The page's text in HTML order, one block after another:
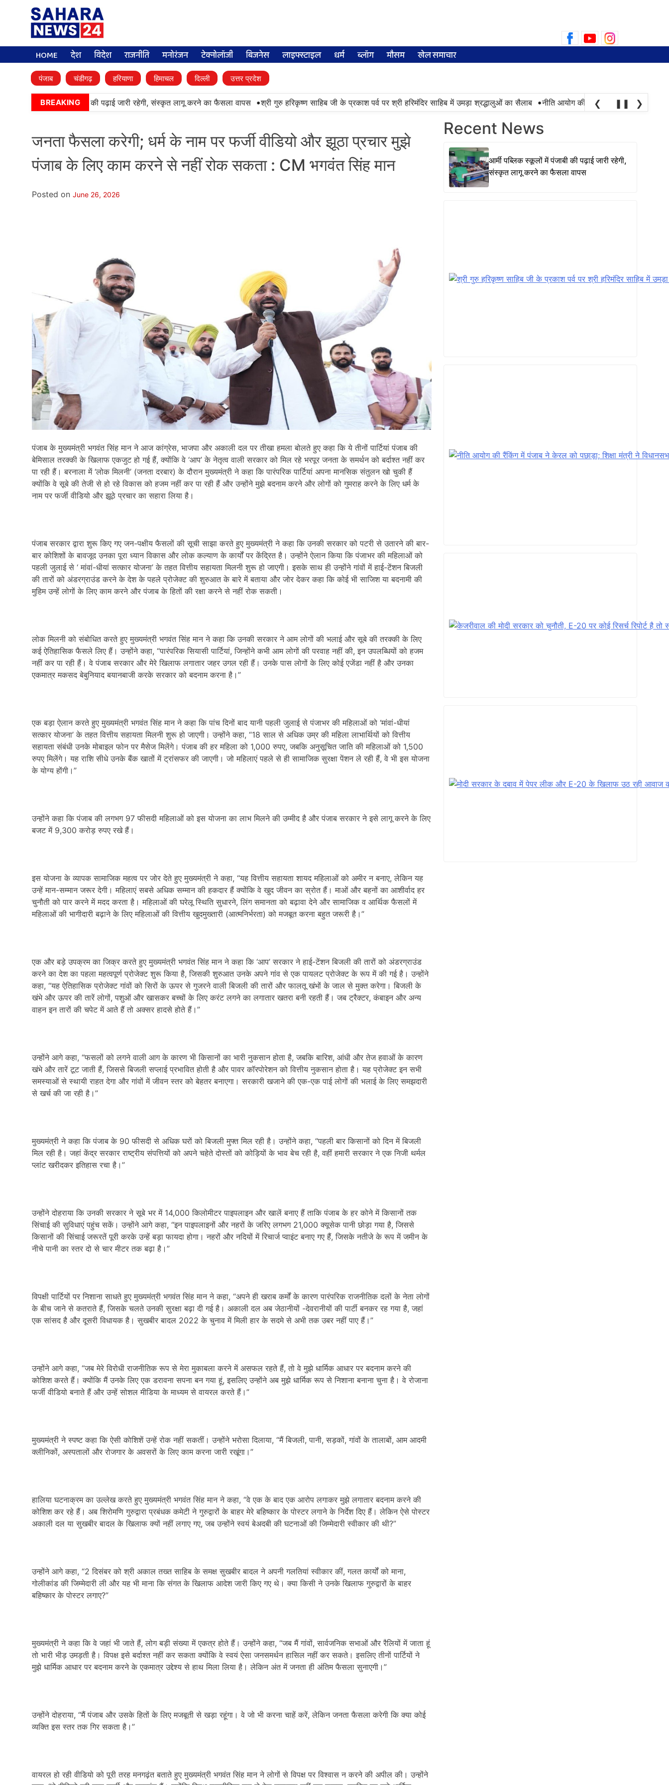
for:
HOME देश विदेश राजनीति मनोरंजन टेक्नोलॉजी बिजनेस लाइफ्स्टाइल धर्म ब्लॉग मौसम खेल समाचार
पंजाब चंडीगढ़ हरियाणा हिमाचल दिल्ली उत्तर प्रदेश
BREAKING
पब्लिक स्कूलों में पंजाबी की पढ़ाई जारी रहेगी, संस्कृत लागू करने का फैसला वापस •श्री गुरु हरिकृष्ण साहिब जी के प्रकाश पर्व पर श्री हरिमंदिर साहिब में उमड़ा श्रद्धालुओं का सैलाब •नीति आयोग की रैंकिंग में पंजाब ने केरल को पछाड़ा;
❮ ❚❚ ❯
जनता फैसला करेगी; धर्म के नाम पर फर्जी वीडियो और झूठा प्रचार मुझे
पंजाब के लिए काम करने से नहीं रोक सकता : CM भगवंत सिंह मान
Posted on June 26, 2026
पंजाब के मुख्यमंत्री भगवंत सिंह मान ने आज कांग्रेस, भाजपा और अकाली दल पर तीखा हमला बोलते हुए कहा कि ये तीनों पार्टियां पंजाब की
बेमिसाल तरक्की के खिलाफ एकजुट हो गई हैं, क्योंकि वे ‘आप’ के नेतृत्व वाली सरकार को मिल रहे भरपूर जनता के समर्थन को बर्दाश्त नहीं कर
पा रही हैं। बरनाला में ‘लोक मिलनी’ (जनता दरबार) के दौरान मुख्यमंत्री ने कहा कि पारंपरिक पार्टियां अपना मानसिक संतुलन खो चुकी हैं
क्योंकि वे सूबे की तेजी से हो रहे विकास को हजम नहीं कर पा रही हैं और उन्होंने मुझे बदनाम करने और लोगों को गुमराह करने के लिए धर्म के
नाम पर फर्जी वीडियो और झूठे प्रचार का सहारा लिया है।
पंजाब सरकार द्वारा शुरू किए गए जन-पक्षीय फैसलों की सूची साझा करते हुए मुख्यमंत्री ने कहा कि उनकी सरकार को पटरी से उतारने की बार-
बार कोशिशों के बावजूद उनका पूरा ध्यान विकास और लोक कल्याण के कार्यों पर केंद्रित है। उन्होंने ऐलान किया कि पंजाभर की महिलाओं को
पहली जुलाई से ‘ मांवां-धीयां सत्कार योजना’ के तहत वित्तीय सहायता मिलनी शुरू हो जाएगी। इसके साथ ही उन्होंने गांवों में हाई-टेंशन बिजली
की तारों को अंडरग्राउंड करने के देश के पहले प्रोजेक्ट की शुरुआत के बारे में बताया और जोर देकर कहा कि कोई भी साजिश या बदनामी की
मुहिम उन्हें लोगों के लिए काम करने और पंजाब के हितों की रक्षा करने से नहीं रोक सकती।
लोक मिलनी को संबोधित करते हुए मुख्यमंत्री भगवंत सिंह मान ने कहा कि उनकी सरकार ने आम लोगों की भलाई और सूबे की तरक्की के लिए
कई ऐतिहासिक फैसले लिए हैं। उन्होंने कहा, “पारंपरिक सियासी पार्टियां, जिन्होंने कभी आम लोगों की परवाह नहीं की, इन उपलब्धियों को हजम
नहीं कर पा रही हैं। वे पंजाब सरकार और मेरे खिलाफ लगातार जहर उगल रही हैं। उनके पास लोगों के लिए कोई एजेंडा नहीं है और उनका
एकमात्र मकसद बेबुनियाद बयानबाजी करके सरकार को बदनाम करना है।”
एक बड़ा ऐलान करते हुए मुख्यमंत्री भगवंत सिंह मान ने कहा कि पांच दिनों बाद यानी पहली जुलाई से पंजाभर की महिलाओं को ‘मांवां-धीयां
सत्कार योजना’ के तहत वित्तीय सहायता मिलनी शुरू हो जाएगी। उन्होंने कहा, “18 साल से अधिक उम्र की महिला लाभार्थियों को वित्तीय
सहायता संबंधी उनके मोबाइल फोन पर मैसेज मिलेंगे। पंजाब की हर महिला को 1,000 रुपए, जबकि अनुसूचित जाति की महिलाओं को 1,500
रुपए मिलेंगे। यह राशि सीधे उनके बैंक खातों में ट्रांसफर की जाएगी। जो महिलाएं पहले से ही सामाजिक सुरक्षा पेंशन ले रही हैं, वे भी इस योजना
के योग्य होंगी।”
उन्होंने कहा कि पंजाब की लगभग 97 फीसदी महिलाओं को इस योजना का लाभ मिलने की उम्मीद है और पंजाब सरकार ने इसे लागू करने के लिए
बजट में 9,300 करोड़ रुपए रखे हैं।
इस योजना के व्यापक सामाजिक महत्व पर जोर देते हुए मुख्यमंत्री ने कहा, “यह वित्तीय सहायता शायद महिलाओं को अमीर न बनाए, लेकिन यह
उन्हें मान-सम्मान जरूर देगी। महिलाएं सबसे अधिक सम्मान की हकदार हैं क्योंकि वे खुद जीवन का स्रोत हैं। माओं और बहनों का आशीर्वाद हर
चुनौती को पार करने में मदद करता है। महिलाओं की घरेलू स्थिति सुधारने, लिंग समानता को बढ़ावा देने और सामाजिक व आर्थिक फैसलों में
महिलाओं की भागीदारी बढ़ाने के लिए महिलाओं की वित्तीय खुदमुख्तारी (आत्मनिर्भरता) को मजबूत करना बहुत जरूरी है।”
एक और बड़े उपक्रम का जिक्र करते हुए मुख्यमंत्री भगवंत सिंह मान ने कहा कि ‘आप’ सरकार ने हाई-टेंशन बिजली की तारों को अंडरग्राउंड
करने का देश का पहला महत्वपूर्ण प्रोजेक्ट शुरू किया है, जिसकी शुरुआत उनके अपने गांव से एक पायलट प्रोजेक्ट के रूप में की गई है। उन्होंने
कहा, “यह ऐतिहासिक प्रोजेक्ट गांवों को सिरों के ऊपर से गुजरने वाली बिजली की तारों और फालतू खंभों के जाल से मुक्त करेगा। बिजली के
खंभे और ऊपर की तारें लोगों, पशुओं और खासकर बच्चों के लिए करंट लगने का लगातार खतरा बनी रहती हैं। जब ट्रैक्टर, कंबाइन और अन्य
वाहन इन तारों की चपेट में आते हैं तो अक्सर हादसे होते हैं।”
उन्होंने आगे कहा, “फसलों को लगने वाली आग के कारण भी किसानों का भारी नुकसान होता है, जबकि बारिश, आंधी और तेज हवाओं के कारण
खंभे और तारें टूट जाती हैं, जिससे बिजली सप्लाई प्रभावित होती है और पावर कॉरपोरेशन को वित्तीय नुकसान होता है। यह प्रोजेक्ट इन सभी
समस्याओं से स्थायी राहत देगा और गांवों में जीवन स्तर को बेहतर बनाएगा। सरकारी खजाने की एक-एक पाई लोगों की भलाई के लिए समझदारी
से खर्च की जा रही है।”
मुख्यमंत्री ने कहा कि पंजाब के 90 फीसदी से अधिक घरों को बिजली मुफ्त मिल रही है। उन्होंने कहा, “पहली बार किसानों को दिन में बिजली
मिल रही है। जहां केंद्र सरकार राष्ट्रीय संपत्तियों को अपने चहेते दोस्तों को कोड़ियों के भाव बेच रही है, वहीं हमारी सरकार ने एक निजी थर्मल
प्लांट खरीदकर इतिहास रचा है।”
उन्होंने दोहराया कि उनकी सरकार ने सूबे भर में 14,000 किलोमीटर पाइपलाइन और खालें बनाए हैं ताकि पंजाब के हर कोने में किसानों तक
सिंचाई की सुविधाएं पहुंच सकें। उन्होंने आगे कहा, “इन पाइपलाइनों और नहरों के जरिए लगभग 21,000 क्यूसेक पानी छोड़ा गया है, जिससे
किसानों की सिंचाई जरूरतें पूरी करके उन्हें बड़ा फायदा होगा। नहरों और नदियों में रिचार्ज प्वाइंट बनाए गए हैं, जिसके नतीजे के रूप में जमीन के
नीचे पानी का स्तर दो से चार मीटर तक बढ़ा है।”
विपक्षी पार्टियों पर निशाना साधते हुए मुख्यमंत्री भगवंत सिंह मान ने कहा, “अपने ही खराब कर्मों के कारण पारंपरिक राजनीतिक दलों के नेता लोगों
के बीच जाने से कतराते हैं, जिसके चलते उनकी सुरक्षा बढ़ा दी गई है। अकाली दल अब जेठानीयों -देवरानीयों की पार्टी बनकर रह गया है, जहां
एक सांसद है और दूसरी विधायक है। सुखबीर बादल 2022 के चुनाव में मिली हार के सदमे से अभी तक उबर नहीं पाए हैं।”
उन्होंने आगे कहा, “जब मेरे विरोधी राजनीतिक रूप से मेरा मुकाबला करने में असफल रहते हैं, तो वे मुझे धार्मिक आधार पर बदनाम करने की
कोशिश करते हैं। क्योंकि मैं उनके लिए एक डरावना सपना बन गया हूं, इसलिए उन्होंने अब मुझे धार्मिक रूप से निशाना बनाना चुना है। वे रोजाना
फर्जी वीडियो बनाते हैं और उन्हें सोशल मीडिया के माध्यम से वायरल करते हैं।”
मुख्यमंत्री ने स्पष्ट कहा कि ऐसी कोशिशें उन्हें रोक नहीं सकतीं। उन्होंने भरोसा दिलाया, “मैं बिजली, पानी, सड़कों, गांवों के तालाबों, आम आदमी
क्लीनिकों, अस्पतालों और रोजगार के अवसरों के लिए काम करना जारी रखूंगा।”
हालिया घटनाक्रम का उल्लेख करते हुए मुख्यमंत्री भगवंत सिंह मान ने कहा, “वे एक के बाद एक आरोप लगाकर मुझे लगातार बदनाम करने की
कोशिश कर रहे हैं। अब शिरोमणि गुरुद्वारा प्रबंधक कमेटी ने गुरुद्वारों के बाहर मेरे बहिष्कार के पोस्टर लगाने के निर्देश दिए हैं। लेकिन ऐसे पोस्टर
अकाली दल या सुखबीर बादल के खिलाफ क्यों नहीं लगाए गए, जब उन्होंने स्वयं बेअदबी की घटनाओं की जिम्मेदारी स्वीकार की थी?”
उन्होंने आगे कहा, “2 दिसंबर को श्री अकाल तख्त साहिब के समक्ष सुखबीर बादल ने अपनी गलतियां स्वीकार कीं, गलत कार्यों को माना,
गोलीकांड की जिम्मेदारी ली और यह भी माना कि संगत के खिलाफ आदेश जारी किए गए थे। क्या किसी ने उनके खिलाफ गुरुद्वारों के बाहर
बहिष्कार के पोस्टर लगाए?”
मुख्यमंत्री ने कहा कि वे जहां भी जाते हैं, लोग बड़ी संख्या में एकत्र होते हैं। उन्होंने कहा, “जब मैं गांवों, सार्वजनिक सभाओं और रैलियों में जाता हूं
तो भारी भीड़ उमड़ती है। विपक्ष इसे बर्दाश्त नहीं कर सकता क्योंकि वे स्वयं ऐसा जनसमर्थन हासिल नहीं कर सकते। इसलिए तीनों पार्टियों ने
मुझे धार्मिक आधार पर बदनाम करने के एकमात्र उद्देश्य से हाथ मिला लिया है। लेकिन अंत में जनता ही अंतिम फैसला सुनाएगी।”
उन्होंने दोहराया, “मैं पंजाब और उसके हितों के लिए मजबूती से खड़ा रहूंगा। वे जो भी करना चाहें करें, लेकिन जनता फैसला करेगी कि क्या कोई
व्यक्ति इस स्तर तक गिर सकता है।”
वायरल हो रही वीडियो को पूरी तरह मनगढ़ंत बताते हुए मुख्यमंत्री भगवंत सिंह मान ने लोगों से विपक्ष पर विश्वास न करने की अपील की। उन्होंने
Recent News
आर्मी पब्लिक स्कूलों में पंजाबी की पढ़ाई जारी रहेगी,
संस्कृत लागू करने का फैसला वापस